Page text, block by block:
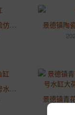
景德镇陶瓷器鱼缸 创意手绘仿石金鱼缸乌龟缸 荷花缸养鱼缸
景德镇陶瓷花盆金鱼缸 大号水族箱 青花乌龟碗睡莲荷花缸定制厂家